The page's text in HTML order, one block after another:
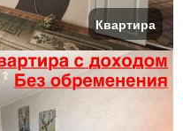
Квартира